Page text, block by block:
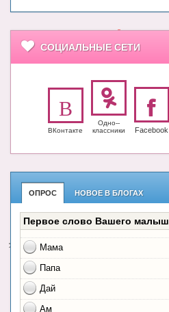
СОЦИАЛЬНЫЕ СЕТИ
ВКонтакте
Одно-­
класс­ники
Facebook
ОПРОС НОВОЕ В БЛОГАХ